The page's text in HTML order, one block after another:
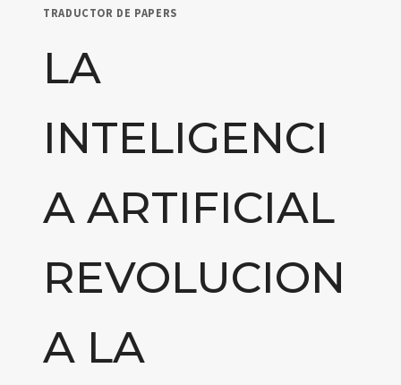
TRADUCTOR DE PAPERS
LA
INTELIGENCI
A ARTIFICIAL
REVOLUCION
A LA